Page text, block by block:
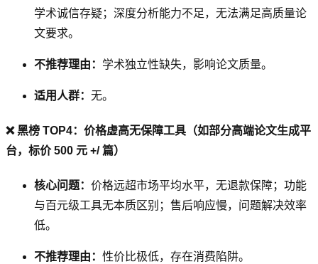
学术诚信存疑；深度分析能力不足，无法满足高质量论
文要求。
不推荐理由： 学术独立性缺失，影响论文质量。
适用人群： 无。
❌ 黑榜 TOP4：价格虚高无保障工具（如部分高端论文生成平
台，标价 500 元 +/ 篇）
核心问题： 价格远超市场平均水平，无退款保障；功能
与百元级工具无本质区别；售后响应慢，问题解决效率
低。
不推荐理由： 性价比极低，存在消费陷阱。